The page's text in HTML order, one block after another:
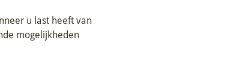
u last heeft van
mogelijkheden